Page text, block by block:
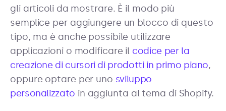
gli articoli da mostrare. È il modo più
semplice per aggiungere un blocco di questo
tipo, ma è anche possibile utilizzare
applicazioni o modificare il codice per la
creazione di cursori di prodotti in primo piano,
oppure optare per uno sviluppo
personalizzato in aggiunta al tema di Shopify.